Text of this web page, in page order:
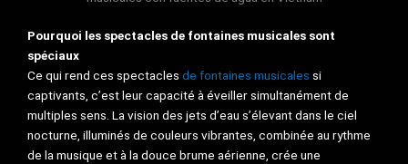
Pourquoi les spectacles de fontaines musicales sont
spéciaux
Ce qui rend ces spectacles de fontaines musicales si
captivants, c’est leur capacité à éveiller simultanément de
multiples sens. La vision des jets d’eau s’élevant dans le ciel
nocturne, illuminés de couleurs vibrantes, combinée au rythme
de la musique et à la douce brume aérienne, crée une